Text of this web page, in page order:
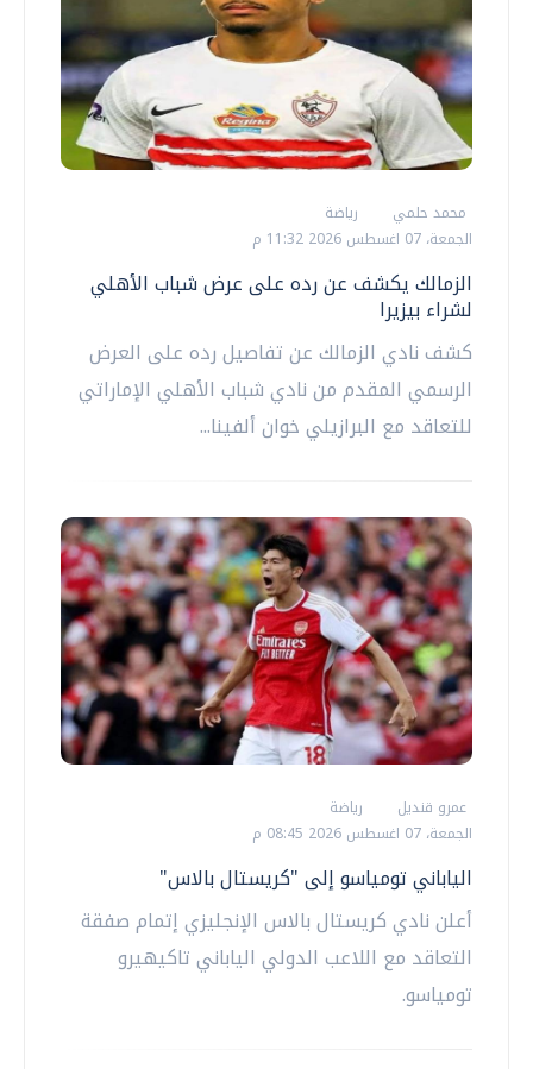
محمد حلمي
رياضة
الجمعة، 07 اغسطس 2026 11:32 م
الزمالك يكشف عن رده على عرض شباب الأهلي
لشراء بيزيرا
كشف نادي الزمالك عن تفاصيل رده على العرض
الرسمي المقدم من نادي شباب الأهلي الإماراتي
للتعاقد مع البرازيلي خوان ألفينا...
عمرو قنديل
رياضة
الجمعة، 07 اغسطس 2026 08:45 م
الياباني تومياسو إلى "كريستال بالاس"
أعلن نادي كريستال بالاس الإنجليزي إتمام صفقة
التعاقد مع اللاعب الدولي الياباني تاكيهيرو
تومياسو.